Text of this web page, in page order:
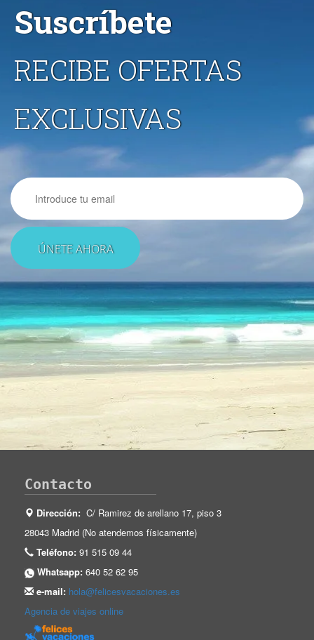
Suscríbete
RECIBE OFERTAS
EXCLUSIVAS
Email
Contacto
Dirección: C/ Ramirez de arellano 17, piso 3
28043 Madrid (No atendemos físicamente)
Teléfono: 91 515 09 44
Whatsapp: 640 52 62 95
e-mail: hola@felicesvacaciones.es
Agencia de viajes online